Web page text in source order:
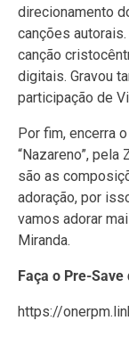
direcionamento
canções
canção
digitais. Gravou
participação de
Por fim, encerra
“Nazareno”,
são as
adoração, por
vamos adorar
Miranda.
Faça o Pre-
https://